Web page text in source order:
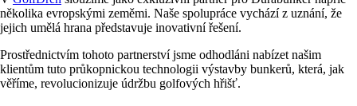
několika evropskými zeměmi. Naše spolupráce vychází z uznání, že
jejich umělá hrana představuje inovativní řešení.
Prostřednictvím tohoto partnerství jsme odhodláni nabízet našim
klientům tuto průkopnickou technologii výstavby bunkerů, která, jak
věříme, revolucionizuje údržbu golfových hřišť.